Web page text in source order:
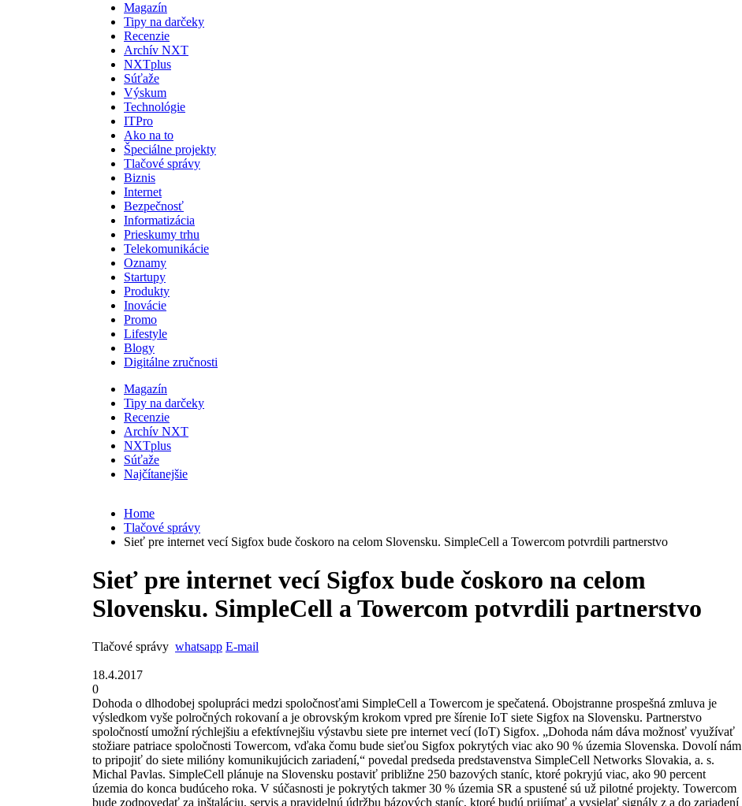
Magazín
Tipy na darčeky
Recenzie
Archív NXT
NXTplus
Súťaže
Výskum
Technológie
ITPro
Ako na to
Špeciálne projekty
Tlačové správy
Biznis
Internet
Bezpečnosť
Informatizácia
Prieskumy trhu
Telekomunikácie
Oznamy
Startupy
Produkty
Inovácie
Promo
Lifestyle
Blogy
Digitálne zručnosti
Magazín
Tipy na darčeky
Recenzie
Archív NXT
NXTplus
Súťaže
Najčítanejšie
Home
Tlačové správy
Sieť pre internet vecí Sigfox bude čoskoro na celom Slovensku. SimpleCell a Towercom potvrdili partnerstvo
Sieť pre internet vecí Sigfox bude čoskoro na celom
Slovensku. SimpleCell a Towercom potvrdili partnerstvo
Tlačové správy whatsapp E-mail
18.4.2017
0
Dohoda o dlhodobej spolupráci medzi spoločnosťami SimpleCell a Towercom je spečatená. Obojstranne prospešná zmluva je
výsledkom vyše polročných rokovaní a je obrovským krokom vpred pre šírenie IoT siete Sigfox na Slovensku. Partnerstvo
spoločností umožní rýchlejšiu a efektívnejšiu výstavbu siete pre internet vecí (IoT) Sigfox. „Dohoda nám dáva možnosť využívať
stožiare patriace spoločnosti Towercom, vďaka čomu bude sieťou Sigfox pokrytých viac ako 90 % územia Slovenska. Dovolí nám
to pripojiť do siete milióny komunikujúcich zariadení,“ povedal predseda predstavenstva SimpleCell Networks Slovakia, a. s.
Michal Pavlas. SimpleCell plánuje na Slovensku postaviť približne 250 bazových staníc, ktoré pokryjú viac, ako 90 percent
územia do konca budúceho roka. V súčasnosti je pokrytých takmer 30 % územia SR a spustené sú už pilotné projekty. Towercom
bude zodpovedať za inštaláciu, servis a pravidelnú údržbu bázových staníc, ktoré budú prijímať a vysielať signály z a do zariadení